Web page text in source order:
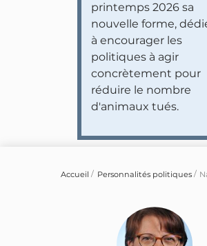
printemps 2026 sa
nouvelle forme,
à encourager les
politiques à agir
concrètement pour
réduire le nombre
d'animaux tués.
Accueil Personnalités politiques